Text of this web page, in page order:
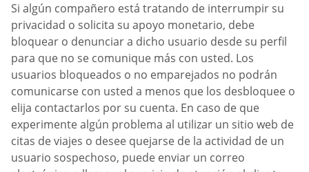
Si algún compañero está tratando de interrumpir su
privacidad o solicita su apoyo monetario, debe
bloquear o denunciar a dicho usuario desde su perfil
para que no se comunique más con usted. Los
usuarios bloqueados o no emparejados no podrán
comunicarse con usted a menos que los desbloquee o
elija contactarlos por su cuenta. En caso de que
experimente algún problema al utilizar un sitio web de
citas de viajes o desee quejarse de la actividad de un
usuario sospechoso, puede enviar un correo